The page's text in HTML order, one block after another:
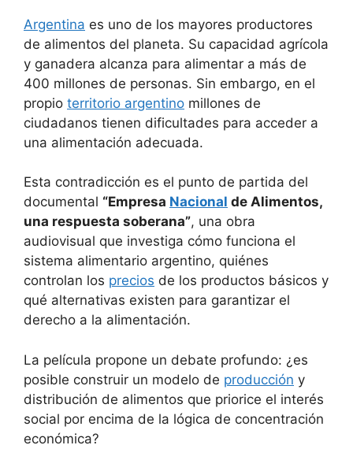
Argentina es uno de los mayores productores
de alimentos del planeta. Su capacidad agrícola
y ganadera alcanza para alimentar a más de
400 millones de personas. Sin embargo, en el
propio territorio argentino millones de
ciudadanos tienen dificultades para acceder a
una alimentación adecuada.
Esta contradicción es el punto de partida del
documental “Empresa Nacional de Alimentos,
una respuesta soberana”, una obra
audiovisual que investiga cómo funciona el
sistema alimentario argentino, quiénes
controlan los precios de los productos básicos y
qué alternativas existen para garantizar el
derecho a la alimentación.
La película propone un debate profundo: ¿es
posible construir un modelo de producción y
distribución de alimentos que priorice el interés
social por encima de la lógica de concentración
económica?